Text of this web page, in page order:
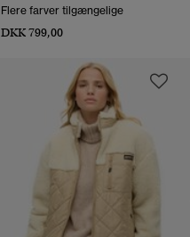
Flere farver tilgængelige
DKK 799,00